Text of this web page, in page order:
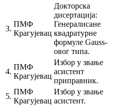
3.
ПМФ
Крагујевац
Докторска
дисертација:
Генералисане
квадратурне
формуле Gauss-
овог типа.
4.
ПМФ
Крагујевац
Избор у звање
асистент
приправник.
5.
ПМФ
Крагујевац
Избор у звање
асистент.